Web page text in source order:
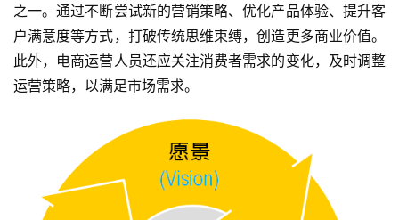
之一。通过不断尝试新的营销策略、优化产品体验、提升客
户满意度等方式，打破传统思维束缚，创造更多商业价值。
此外，电商运营人员还应关注消费者需求的变化，及时调整
运营策略，以满足市场需求。